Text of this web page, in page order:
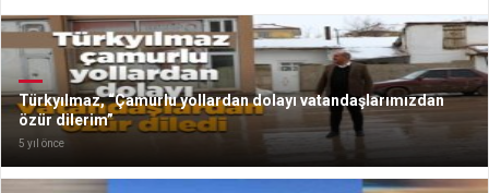
Türkyılmaz, “Çamurlu yollardan dolayı vatandaşlarımızdan
özür dilerim”
5 yıl önce